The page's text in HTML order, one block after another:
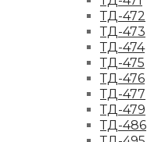
ТД-472
ТД-473
ТД-474
ТД-475
ТД-476
ТД-477
ТД-479
ТД-486